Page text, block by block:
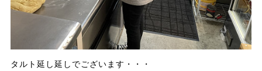
タルト延し延しでございます・・・